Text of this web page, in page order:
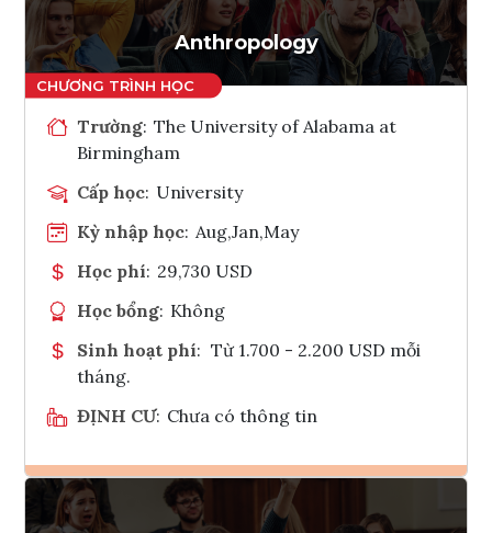
Tham vấn Interlink
Anthropology
Trường: The University of Alabama at
Birmingham
Cấp học: University
Kỳ nhập học: Aug,Jan,May
Học phí: 29,730 USD
Học bổng: Không
Sinh hoạt phí: Từ 1.700 - 2.200 USD mỗi
tháng.
ĐỊNH CƯ: Chưa có thông tin
Ghi danh